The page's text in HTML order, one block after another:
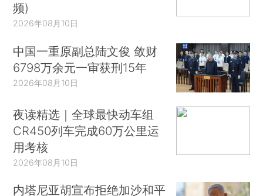
频)
2026年08月10日
中国一重原副总陆文俊 敛财
6798万余元一审获刑15年
2026年08月10日
夜读精选｜全球最快动车组
CR450列车完成60万公里运
用考核
2026年08月10日
内塔尼亚胡宣布拒绝加沙和平